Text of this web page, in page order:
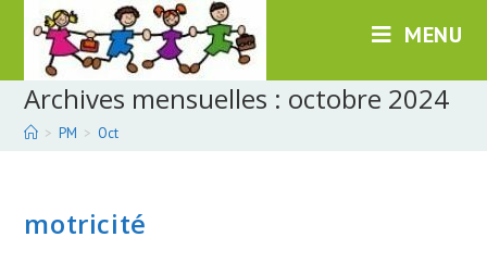
content
MENU
Archives mensuelles : octobre 2024
> PM > Oct
motricité